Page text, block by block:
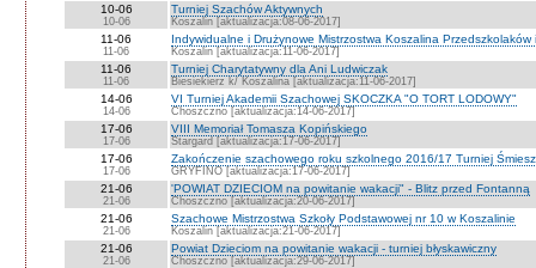
10-06
10-06
Turniej Szachów Aktywnych
Koszalin [aktualizacja:08-06-2017]
11-06
11-06
Indywidualne i Drużynowe Mistrzostwa Koszalina Przedszkolaków i
Koszalin [aktualizacja:11-06-2017]
11-06
11-06
Turniej Charytatywny dla Ani Ludwiczak
Biesiekierz k/ Koszalina [aktualizacja:11-06-2017]
14-06
14-06
VI Turniej Akademii Szachowej SKOCZKA "O TORT LODOWY"
Choszczno [aktualizacja:14-06-2017]
17-06
17-06
VIII Memoriał Tomasza Kopińskiego
Stargard [aktualizacja:17-06-2017]
17-06
17-06
Zakończenie szachowego roku szkolnego 2016/17 Turniej
GRYFINO [aktualizacja:17-06-2017]
21-06
21-06
'POWIAT DZIECIOM na powitanie wakacji" - Blitz przed Fontanną
Choszczno [aktualizacja:20-06-2017]
21-06
21-06
Szachowe Mistrzostwa Szkoły Podstawowej nr 10 w Koszalinie
Koszalin [aktualizacja:21-06-2017]
21-06
21-06
Powiat Dzieciom na powitanie wakacji - turniej błyskawiczny
Choszczno [aktualizacja:29-06-2017]